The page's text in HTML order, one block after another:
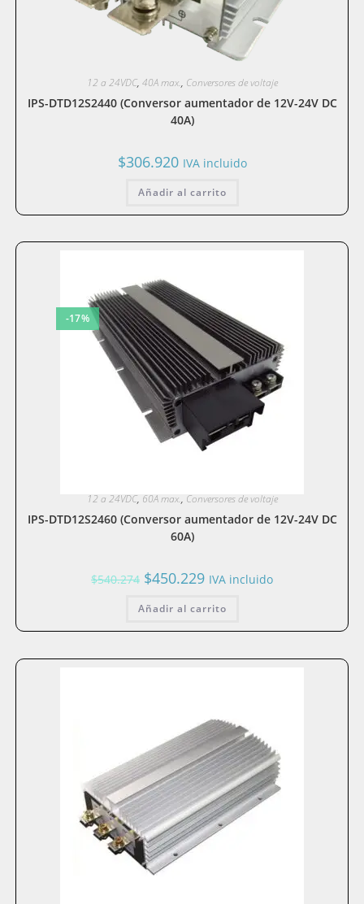
12 a 24VDC, 40A max., Conversores de voltaje
IPS-DTD12S2440 (Conversor aumentador de 12V-24V DC
40A)
$306.920 IVA incluido
Añadir al carrito
-17%
12 a 24VDC, 60A max., Conversores de voltaje
IPS-DTD12S2460 (Conversor aumentador de 12V-24V DC
60A)
$540.274 El
precio
era:
$450.229El
precio
es:
IVA incluido
Añadir al carrito